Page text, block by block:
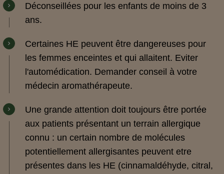
Déconseillées pour les enfants de moins de 3
ans.
Certaines HE peuvent être dangereuses pour
les femmes enceintes et qui allaitent. Eviter
l'automédication. Demander conseil à votre
médecin aromathérapeute.
Une grande attention doit toujours être portée
aux patients présentant un terrain allergique
connu : un certain nombre de molécules
potentiellement allergisantes peuvent etre
présentes dans les HE (cinnamaldéhyde, citral,